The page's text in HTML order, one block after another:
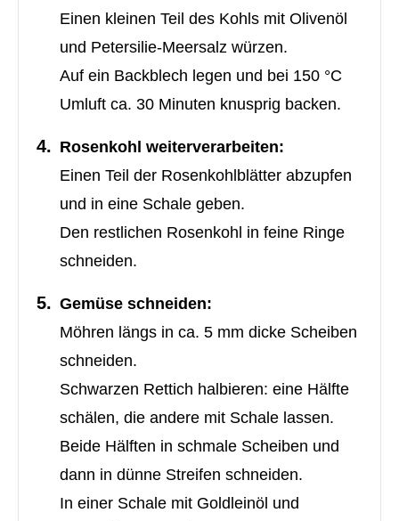
Einen kleinen Teil des Kohls mit Olivenöl
und Petersilie-Meersalz würzen.
Auf ein Backblech legen und bei 150 °C
Umluft ca. 30 Minuten knusprig backen.
Rosenkohl weiterverarbeiten:
Einen Teil der Rosenkohlblätter abzupfen
und in eine Schale geben.
Den restlichen Rosenkohl in feine Ringe
schneiden.
Gemüse schneiden:
Möhren längs in ca. 5 mm dicke Scheiben
schneiden.
Schwarzen Rettich halbieren: eine Hälfte
schälen, die andere mit Schale lassen.
Beide Hälften in schmale Scheiben und
dann in dünne Streifen schneiden.
In einer Schale mit Goldleinöl und